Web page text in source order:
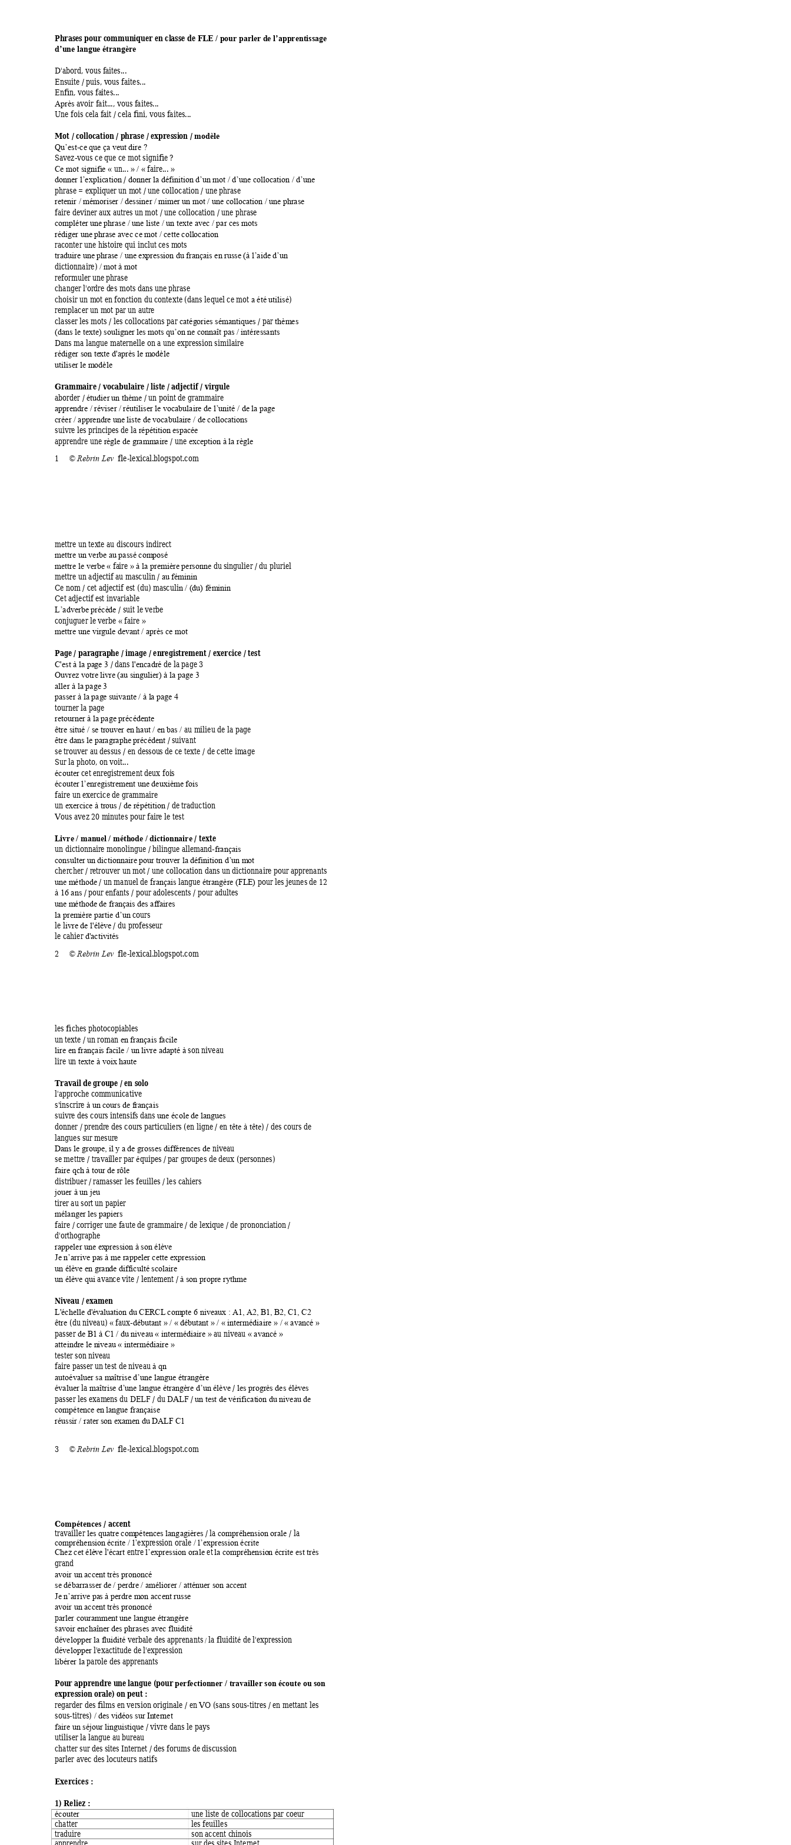
1 © Rebrin Lev fle-lexical.blogspot.com
Phrases pour communiquer en classe de FLE / pour parler de l’apprentissage
d’une langue étrangère
D'abord, vous faites...
Ensuite / puis, vous faites...
Enfin, vous faites...
Après avoir fait..., vous faites...
Une fois cela fait / cela fini, vous faites...
Mot / collocation / phrase / expression / modèle
Qu’est-ce que ça veut dire ?
Savez-vous ce que ce mot signifie ?
Ce mot signifie « un... » / « faire... »
donner l’explication / donner la définition d’un mot / d’une collocation / d’une
phrase = expliquer un mot / une collocation / une phrase
retenir / mémoriser / dessiner / mimer un mot / une collocation / une phrase
faire deviner aux autres un mot / une collocation / une phrase
compléter une phrase / une liste / un texte avec / par ces mots
rédiger une phrase avec ce mot / cette collocation
raconter une histoire qui inclut ces mots
traduire une phrase / une expression du français en russe (à l’aide d’un
dictionnaire) / mot à mot
reformuler une phrase
changer l'ordre des mots dans une phrase
choisir un mot en fonction du contexte (dans lequel ce mot a été utilisé)
remplacer un mot par un autre
classer les mots / les collocations par catégories sémantiques / par thèmes
(dans le texte) souligner les mots qu’on ne connaît pas / intéressants
Dans ma langue maternelle on a une expression similaire
rédiger son texte d'après le modèle
utiliser le modèle
Grammaire / vocabulaire / liste / adjectif / virgule
aborder / étudier un thème / un point de grammaire
apprendre / réviser / réutiliser le vocabulaire de l’unité / de la page
créer / apprendre une liste de vocabulaire / de collocations
suivre les principes de la répétition espacée
apprendre une règle de grammaire / une exception à la règle
2 © Rebrin Lev fle-lexical.blogspot.com
mettre un texte au discours indirect
mettre un verbe au passé composé
mettre le verbe « faire » à la première personne du singulier / du pluriel
mettre un adjectif au masculin / au féminin
Ce nom / cet adjectif est (du) masculin / (du) féminin
Cet adjectif est invariable
L’adverbe précède / suit le verbe
conjuguer le verbe « faire »
mettre une virgule devant / après ce mot
Page / paragraphe / image / enregistrement / exercice / test
C'est à la page 3 / dans l'encadré de la page 3
Ouvrez votre livre (au singulier) à la page 3
aller à la page 3
passer à la page suivante / à la page 4
tourner la page
retourner à la page précédente
être situé / se trouver en haut / en bas / au milieu de la page
être dans le paragraphe précédent / suivant
se trouver au dessus / en dessous de ce texte / de cette image
Sur la photo, on voit...
écouter cet enregistrement deux fois
écouter l’enregistrement une deuxième fois
faire un exercice de grammaire
un exercice à trous / de répétition / de traduction
Vous avez 20 minutes pour faire le test
Livre / manuel / méthode / dictionnaire / texte
un dictionnaire monolingue/ bilingue allemand-français
consulter un dictionnaire pour trouver la définition d’un mot
chercher / retrouver un mot / une collocation dans un dictionnaire pour apprenants
une méthode / un manuel de français langue étrangère (FLE) pour les jeunes de 12
à 16 ans / pour enfants / pour adolescents / pour adultes
une méthode de français des affaires
la première partie d’un cours
le livre de l'élève / du professeur
le cahier d'activités
3 © Rebrin Lev fle-lexical.blogspot.com
les fiches photocopiables
untexte / un roman en français facile
lire en français facile / un livre adapté à son niveau
lire un texte à voix haute
Travail de groupe / en solo
l'approche communicative
s'inscrire à un cours de français
suivre des cours intensifs dans une école de langues
donner / prendre des cours particuliers (en ligne / en tête à tête) / des cours de
langues sur mesure
Dans le groupe, il y a de grosses différences de niveau
se mettre / travailler par équipes / par groupes de deux (personnes)
faire qch à tour de rôle
distribuer / ramasser les feuilles / les cahiers
jouer à un jeu
tirer au sort un papier
mélanger les papiers
faire / corriger une faute de grammaire / de lexique / de prononciation /
d'orthographe
rappeler une expression à son élève
Je n’arrive pas à me rappeler cette expression
un élève en grande difficulté scolaire
un élève qui avance vite / lentement / à son propre rythme
Niveau / examen
L'échelle d'évaluation du CERCL compte 6 niveaux : A1, A2, B1, B2, C1, C2
être (du niveau) « faux-débutant » / « débutant » / « intermédiaire » / « avancé »
passer de B1 à C1 / du niveau « intermédiaire » au niveau « avancé »
atteindre le niveau « intermédiaire »
tester son niveau
faire passer un test de niveau à qn
autoévaluer sa maîtrise d’une langue étrangère
évaluer la maîtrise d’une langue étrangère d’un élève / les progrès des élèves
passer les examens du DELF / du DALF / un test de vérification du niveau de
compétence en langue française
réussir / rater son examen du DALF C1
Compétences / accent
travailler les quatre compétences langagières / la compréhension orale / la
compréhension écrite / l’expression orale / l’expression écrite
Chez cet élève l'écart entre l’expression orale etla compréhension écrite est très
grand
avoir un accent très prononcé
se débarrasser de / perdre / améliorer / atténuer son accent
Je n’arrive pas à perdre mon accent russe
avoir un accent très prononcé
parler couramment une langue étrangère
savoir enchaîner des phrases avec fluidité
développer la fluidité verbale des apprenants/ la fluidité de l'expression
développer l'exactitude de l'expression
libérer la parole des apprenants
Pour apprendre une langue (pour perfectionner / travailler son écoute ou son
expression orale) on peut :
regarder des films en version originale / en VO (sans sous-titres / en mettant les
sous-titres) / des vidéos sur Internet
faire un séjour linguistique / vivre dans le pays
utiliser la langue au bureau
chatter sur des sites Internet / des forums de discussion
parler avec des locuteurs natifs
Exercices :
1) Reliez :
écouter une liste de collocations par coeur
chatter
les feuilles
traduire
son accent chinois